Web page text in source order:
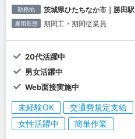
勤務地 茨城県ひたちなか市｜勝田駅
雇用形態 期間工・期間従業員
20代活躍中
男女活躍中
Web面接実施中
未経験OK 交通費規定支給
女性活躍中
簡単作業